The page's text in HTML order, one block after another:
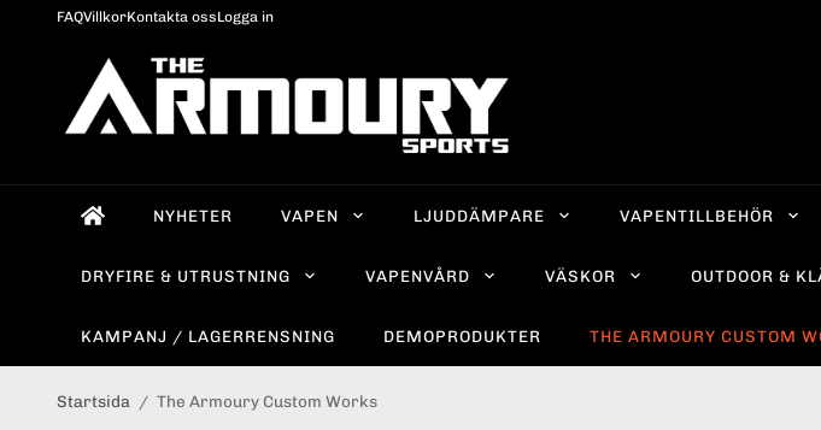
FAQVillkorKontakta ossLogga in
NYHETER VAPEN LJUDDÄMPARE VAPENTILLBEHÖR
DRYFIRE & UTRUSTNING VAPENVÅRD VÄSKOR OUTDOOR &
KAMPANJ / LAGERRENSNING DEMOPRODUKTER THE ARMOURY CUSTOM
Startsida / The Armoury Custom Works